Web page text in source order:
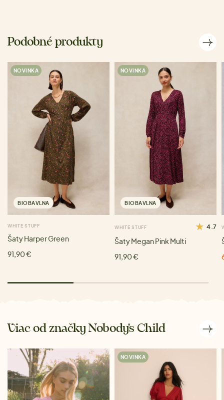
Podobné produkty
NOVINKA
BIOBAVLNA
WHITE STUFF
Šaty Harper Green
91,90 €
NOVINKA
BIOBAVLNA
WHITE STUFF 4.7
Šaty Megan Pink Multi
91,90 €
Viac od značky Nobody's Child
NOVINKA